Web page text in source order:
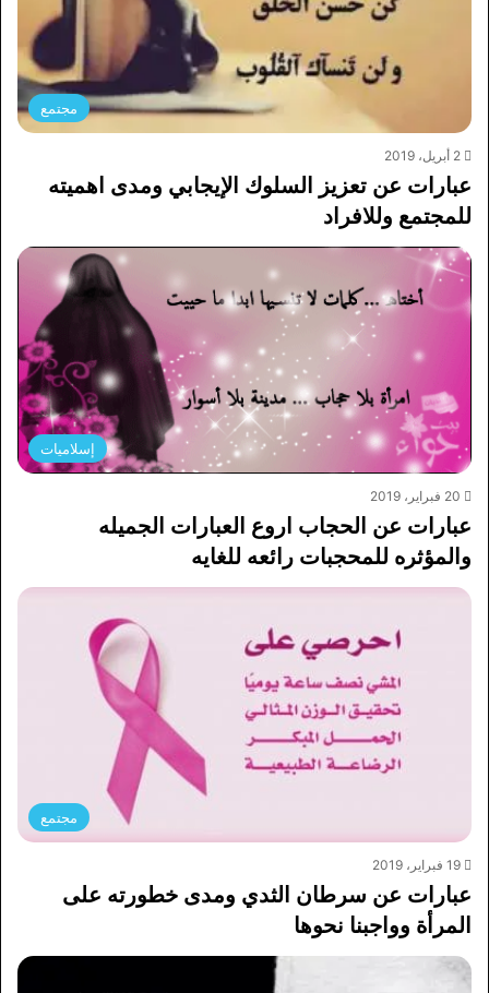
مجتمع
2 أبريل، 2019
عبارات عن تعزيز السلوك الإيجابي ومدى اهميته
للمجتمع وللافراد
إسلاميات
20 فبراير، 2019
عبارات عن الحجاب اروع العبارات الجميله
والمؤثره للمحجبات رائعه للغايه
مجتمع
19 فبراير، 2019
عبارات عن سرطان الثدي ومدى خطورته على
المرأة وواجبنا نحوها